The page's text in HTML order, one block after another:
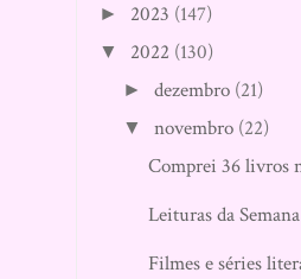
► 2023 (147)
▼ 2022 (130)
►dezembro (21)
▼ novembro (22)
Comprei 36 livros
Leituras da Semana
Filmes e séries